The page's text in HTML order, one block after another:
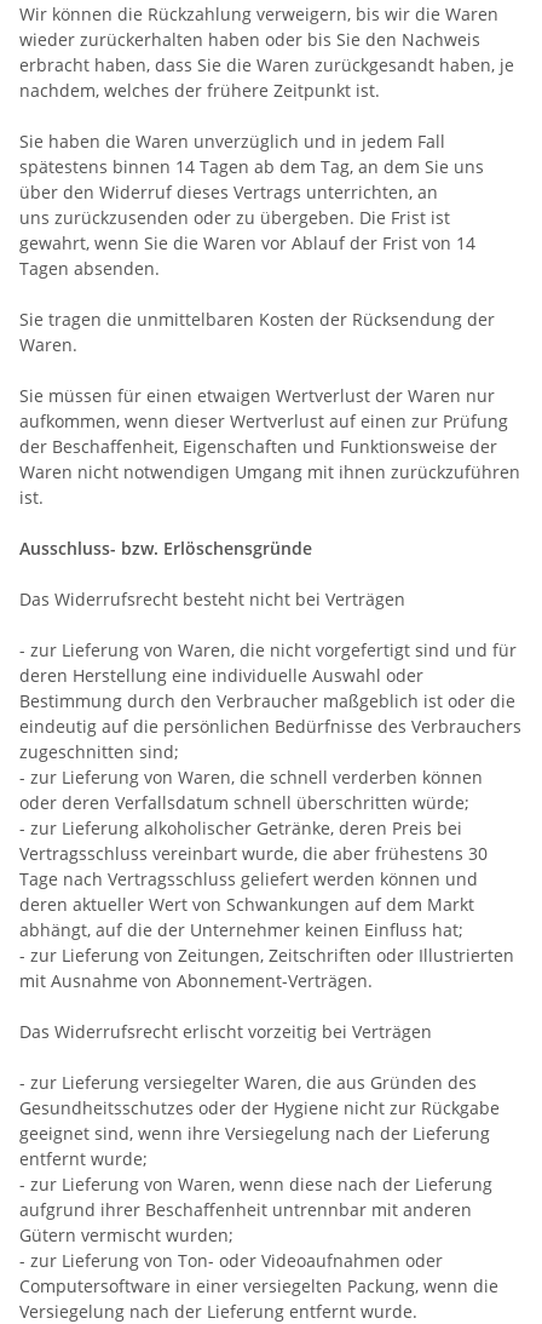
Wir können die Rückzahlung verweigern, bis wir die Waren
wieder zurückerhalten haben oder bis Sie den Nachweis
erbracht haben, dass Sie die Waren zurückgesandt haben, je
nachdem, welches der frühere Zeitpunkt ist.
Sie haben die Waren unverzüglich und in jedem Fall
spätestens binnen 14 Tagen ab dem Tag, an dem Sie uns
über den Widerruf dieses Vertrags unterrichten, an
uns zurückzusenden oder zu übergeben. Die Frist ist
gewahrt, wenn Sie die Waren vor Ablauf der Frist von 14
Tagen absenden.
Sie tragen die unmittelbaren Kosten der Rücksendung der
Waren.
Sie müssen für einen etwaigen Wertverlust der Waren nur
aufkommen, wenn dieser Wertverlust auf einen zur Prüfung
der Beschaffenheit, Eigenschaften und Funktionsweise der
Waren nicht notwendigen Umgang mit ihnen zurückzuführen
ist.
Ausschluss- bzw. Erlöschensgründe
Das Widerrufsrecht besteht nicht bei Verträgen
- zur Lieferung von Waren, die nicht vorgefertigt sind und für
deren Herstellung eine individuelle Auswahl oder
Bestimmung durch den Verbraucher maßgeblich ist oder die
eindeutig auf die persönlichen Bedürfnisse des Verbrauchers
zugeschnitten sind;
- zur Lieferung von Waren, die schnell verderben können
oder deren Verfallsdatum schnell überschritten würde;
- zur Lieferung alkoholischer Getränke, deren Preis bei
Vertragsschluss vereinbart wurde, die aber frühestens 30
Tage nach Vertragsschluss geliefert werden können und
deren aktueller Wert von Schwankungen auf dem Markt
abhängt, auf die der Unternehmer keinen Einfluss hat;
- zur Lieferung von Zeitungen, Zeitschriften oder Illustrierten
mit Ausnahme von Abonnement-Verträgen.
Das Widerrufsrecht erlischt vorzeitig bei Verträgen
- zur Lieferung versiegelter Waren, die aus Gründen des
Gesundheitsschutzes oder der Hygiene nicht zur Rückgabe
geeignet sind, wenn ihre Versiegelung nach der Lieferung
entfernt wurde;
- zur Lieferung von Waren, wenn diese nach der Lieferung
aufgrund ihrer Beschaffenheit untrennbar mit anderen
Gütern vermischt wurden;
- zur Lieferung von Ton- oder Videoaufnahmen oder
Computersoftware in einer versiegelten Packung, wenn die
Versiegelung nach der Lieferung entfernt wurde.